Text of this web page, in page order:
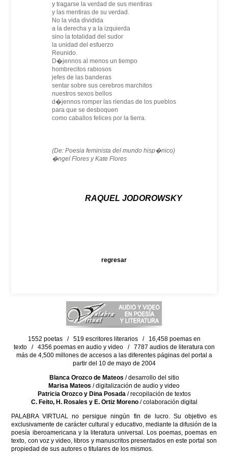
y tragarse la verdad de sus mentiras
y las mentiras de su verdad.
No la vida dividida
a la derecha y a la izquierda
sino la totalidad del sudor
la unidad del esfuerzo
Reunido.
D�jennos al menos un tiempo
hombrecitos rabiosos
jefes de las banderas
sentar sobre sus cerebros marchitos
nuestros sexos bellos
d�jennos romper las riendas de los pueblos
para que se desboquen
como caballos felices por la tierra.
(De: Poesia feminista del mundo hisp�nico)
�ngel Flores y Kate Flores
RAQUEL JODOROWSKY
regresar
1552 poetas / 519 escritores literarios / 16,458 poemas en
texto / 4356 poemas en audio y video / 7787 audios de literatura con
más de 4,500 millones de accesos a las diferentes páginas del portal a
partir del 10 de mayo de 2004
Blanca Orozco de Mateos / desarrollo del sitio
Marisa Mateos / digitalización de audio y video
Patricia Orozco y Dina Posada/ recopilación de textos
C. Feito, H. Rosales y E. Ortiz Moreno/ colaboración digital
PALABRA VIRTUAL no persigue ningún fin de lucro. Su objetivo es
exclusivamente de carácter cultural y educativo, mediante la difusión de la
poesía iberoamericana y la literatura universal. Los poemas, poemas en
texto, con voz y video, libros y manuscritos presentados en este portal son
propiedad de sus autores o titulares de los mismos.